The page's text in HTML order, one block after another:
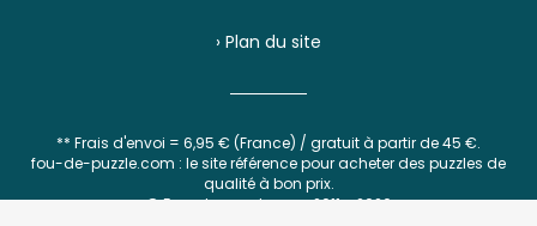
› Plan du site
** Frais d'envoi = 6,95 € (France) / gratuit à partir de 45 €.
fou-de-puzzle.com : le site référence pour acheter des puzzles de
qualité à bon prix.
© Fou-de-puzzle.com 2011 - 2026